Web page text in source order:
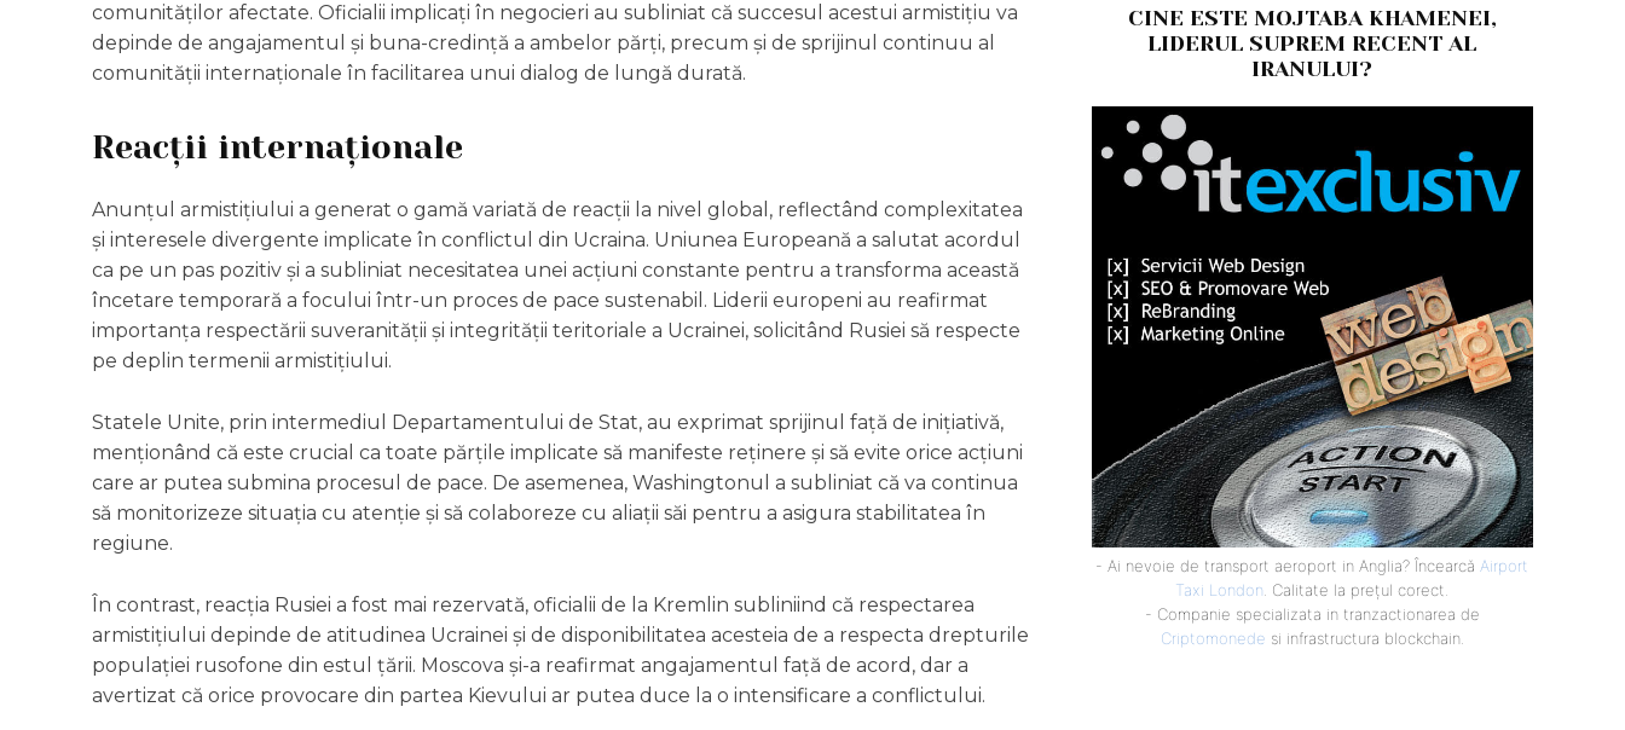
comunităților afectate. Oficialii implicați în negocieri au subliniat că succesul acestui armistițiu va
depinde de angajamentul și buna-credință a ambelor părți, precum și de sprijinul continuu al
comunității internaționale în facilitarea unui dialog de lungă durată.
Reacții internaționale
Anunțul armistițiului a generat o gamă variată de reacții la nivel global, reflectând complexitatea
și interesele divergente implicate în conflictul din Ucraina. Uniunea Europeană a salutat acordul
ca pe un pas pozitiv și a subliniat necesitatea unei acțiuni constante pentru a transforma această
încetare temporară a focului într-un proces de pace sustenabil. Liderii europeni au reafirmat
importanța respectării suveranității și integrității teritoriale a Ucrainei, solicitând Rusiei să respecte
pe deplin termenii armistițiului.
Statele Unite, prin intermediul Departamentului de Stat, au exprimat sprijinul față de inițiativă,
menționând că este crucial ca toate părțile implicate să manifeste reținere și să evite orice acțiuni
care ar putea submina procesul de pace. De asemenea, Washingtonul a subliniat că va continua
să monitorizeze situația cu atenție și să colaboreze cu aliații săi pentru a asigura stabilitatea în
regiune.
În contrast, reacția Rusiei a fost mai rezervată, oficialii de la Kremlin subliniind că respectarea
armistițiului depinde de atitudinea Ucrainei și de disponibilitatea acesteia de a respecta drepturile
populației rusofone din estul țării. Moscova și-a reafirmat angajamentul față de acord, dar a
avertizat că orice provocare din partea Kievului ar putea duce la o intensificare a conflictului.
CINE ESTE MOJTABA KHAMENEI,
LIDERUL SUPREM RECENT AL
IRANULUI?
- Ai nevoie de transport aeroport in Anglia? ÎncearcăAirport
Taxi London. Calitate la prețul corect.
- Companie specializata in tranzactionarea de
Criptomonede si infrastructura blockchain.